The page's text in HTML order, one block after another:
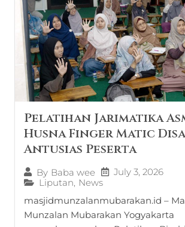
Pelatihan Jarimatika
Husna Finger Matic
Antusias Peserta
By Baba wee
July 3, 2026
Liputan, News
masjidmunzalanmubarakan.id –
Munzalan Mubarakan Yogyakarta